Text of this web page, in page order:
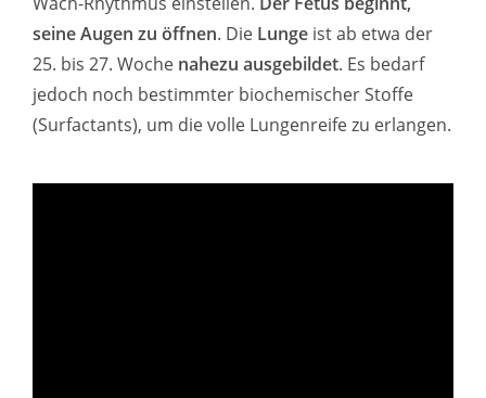
seine Augen zu öffnen. Die Lunge ist ab etwa der
25. bis 27. Woche nahezu ausgebildet. Es bedarf
jedoch noch bestimmter biochemischer Stoffe
(Surfactants), um die volle Lungenreife zu erlangen.